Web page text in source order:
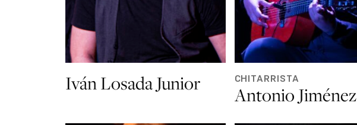
Iván Losada Junior CHITARRISTA
Antonio Jiménez